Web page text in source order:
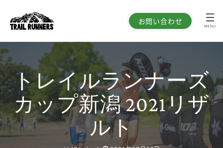
お問い合わせ
MENU
トレイルランナーズ
カップ新潟 2021リザ
ルト